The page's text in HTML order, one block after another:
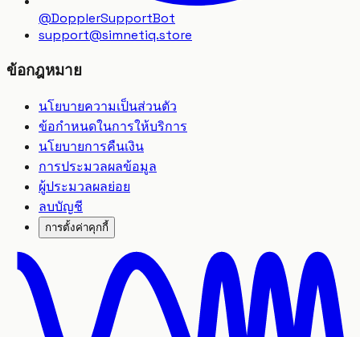
@DopplerSupportBot
support@simnetiq.store
ข้อกฎหมาย
นโยบายความเป็นส่วนตัว
ข้อกำหนดในการให้บริการ
นโยบายการคืนเงิน
การประมวลผลข้อมูล
ผู้ประมวลผลย่อย
ลบบัญชี
การตั้งค่าคุกกี้